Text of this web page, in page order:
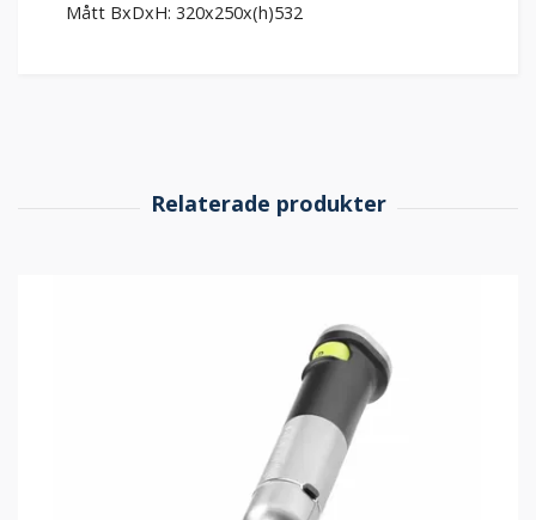
Mått BxDxH: 320x250x(h)532